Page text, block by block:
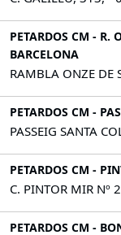
PETARDOS CM - R.
BARCELONA
RAMBLA ONZE DE
PETARDOS CM -
PASSEIG SANTA
PETARDOS CM -
C. PINTOR MIR Nº
PETARDOS CM -